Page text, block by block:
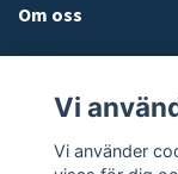
Om oss
Läs mer
Vi
Vi använder